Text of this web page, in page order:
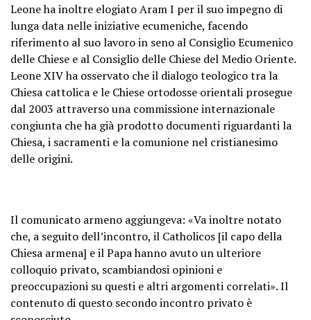
Leone ha inoltre elogiato Aram I per il suo impegno di
lunga data nelle iniziative ecumeniche, facendo
riferimento al suo lavoro in seno al Consiglio Ecumenico
delle Chiese e al Consiglio delle Chiese del Medio Oriente.
Leone XIV ha osservato che il dialogo teologico tra la
Chiesa cattolica e le Chiese ortodosse orientali prosegue
dal 2003 attraverso una commissione internazionale
congiunta che ha già prodotto documenti riguardanti la
Chiesa, i sacramenti e la comunione nel cristianesimo
delle origini.
Il comunicato armeno aggiungeva: «Va inoltre notato
che, a seguito dell’incontro, il Catholicos [il capo della
Chiesa armena] e il Papa hanno avuto un ulteriore
colloquio privato, scambiandosi opinioni e
preoccupazioni su questi e altri argomenti correlati». Il
contenuto di questo secondo incontro privato è